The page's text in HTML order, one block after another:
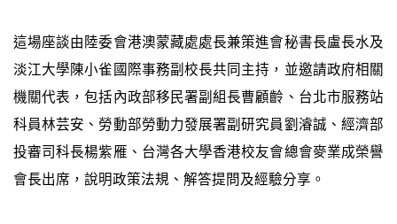
這場座談由陸委會港澳蒙藏處處長兼策進會秘書長盧長水及
淡江大學陳小雀國際事務副校長共同主持，並邀請政府相關
機關代表，包括內政部移民署副組長曹顧齡、台北市服務站
科員林芸安、勞動部勞動力發展署副研究員劉濬誠、經濟部
投審司科長楊紫雁、台灣各大學香港校友會總會麥業成榮譽
會長出席，說明政策法規、解答提問及經驗分享。